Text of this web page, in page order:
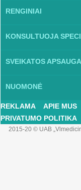
RENGINIAI
KONSULTUOJA
SVEIKATOS APSAUGA
NUOMONĖ
REKLAMA APIE MUS
PRIVATUMO POLITIKA
2015-20 © UAB